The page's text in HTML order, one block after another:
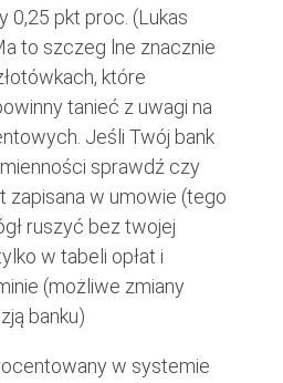
0,25 pkt proc. (Lukas
to szczeg lne znacznie
które
tanieć z uwagi na
Jeśli Twój bank
sprawdź czy
zapisana w umowie (tego
ruszyć bez twojej
w tabeli opłat i
(możliwe zmiany
banku)
w systemie